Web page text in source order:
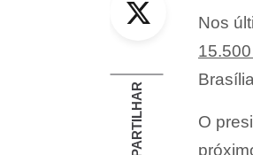
Nos
O